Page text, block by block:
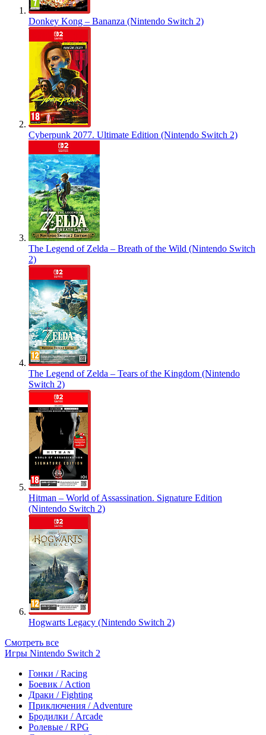
Donkey Kong – Bananza (Nintendo Switch 2)
Cyberpunk 2077. Ultimate Edition (Nintendo Switch 2)
The Legend of Zelda – Breath of the Wild (Nintendo Switch
2)
The Legend of Zelda – Tears of the Kingdom (Nintendo
Switch 2)
Hitman – World of Assassination. Signature Edition
(Nintendo Switch 2)
Hogwarts Legacy (Nintendo Switch 2)
Смотреть все
Игры Nintendo Switch 2
Гонки / Racing
Боевик / Action
Драки / Fighting
Приключения / Adventure
Бродилки / Arcade
Ролевые / RPG